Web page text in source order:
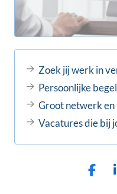
Zoek jij werk in
Persoonlijke
Groot netwerk en
Vacatures die bij